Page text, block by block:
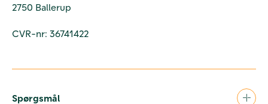
2750 Ballerup
CVR-nr: 36741422
Spørgsmål